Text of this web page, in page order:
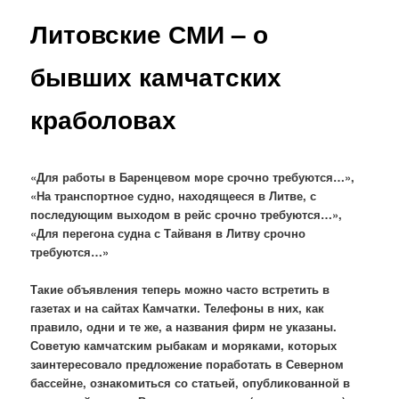
Литовские СМИ – о
бывших камчатских
краболовах
«Для работы в Баренцевом море срочно требуются…»,
«На транспортное судно, находящееся в Литве, с
последующим выходом в рейс срочно требуются…»,
«Для перегона судна с Тайваня в Литву срочно
требуются…»
Такие объявления теперь можно часто встретить в
газетах и на сайтах Камчатки. Телефоны в них, как
правило, одни и те же, а названия фирм не указаны.
Советую камчатским рыбакам и моряками, которых
заинтересовало предложение поработать в Северном
бассейне, ознакомиться со статьей, опубликованной в